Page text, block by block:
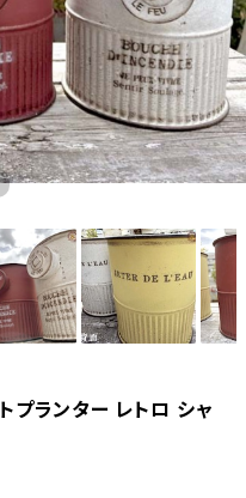
プランター レトロ シャ